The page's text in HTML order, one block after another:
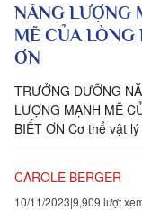
NĂNG LƯỢNG
MẼ CỦA LÒNG
ƠN
TRƯỞNG DƯỠNG
LƯỢNG MẠNH MẼ
BIẾT ƠN Cơ thể vật
năng...
CAROLE BERGER
10/11/2023 9,909 lượt